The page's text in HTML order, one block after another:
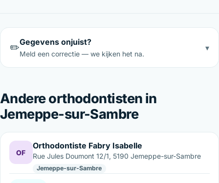
✏️Gegevens onjuist?
Meld een correctie — we kijken het na.
▾
Andere orthodontisten in
Jemeppe-sur-Sambre
OF
Orthodontiste Fabry Isabelle
Rue Jules Doumont 12/1, 5190 Jemeppe-sur-Sambre
Jemeppe-sur-Sambre